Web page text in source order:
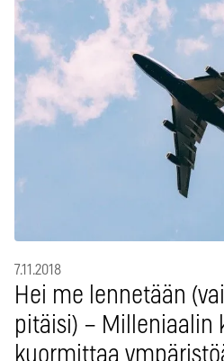
7.11.2018
Hei me lennetään
pitäisi) – Milleniaalin
kuormittaa